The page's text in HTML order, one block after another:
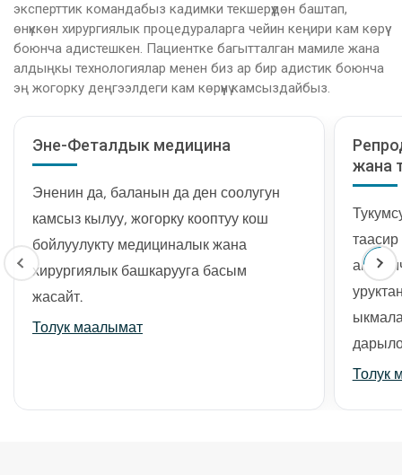
эксперттик командабыз кадимки текшерүүдөн баштап,
өнүккөн хирургиялык процедураларга чейин кеңири кам көрүү
боюнча адистешкен. Пациентке багытталган мамиле жана
алдыңкы технологиялар менен биз ар бир адистик боюнча
эң жогорку деңгээлдеги кам көрүүнү камсыздайбыз.
Эне-Феталдык медицина
Эненин да, баланын да ден соолугун
камсыз кылуу, жогорку кооптуу кош
бойлуулукту медициналык жана
хирургиялык башкарууга басым
жасайт.
Толук маалымат
жана
анын
Толук